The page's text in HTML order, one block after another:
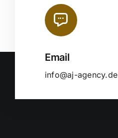
Email
info@aj-agency.de